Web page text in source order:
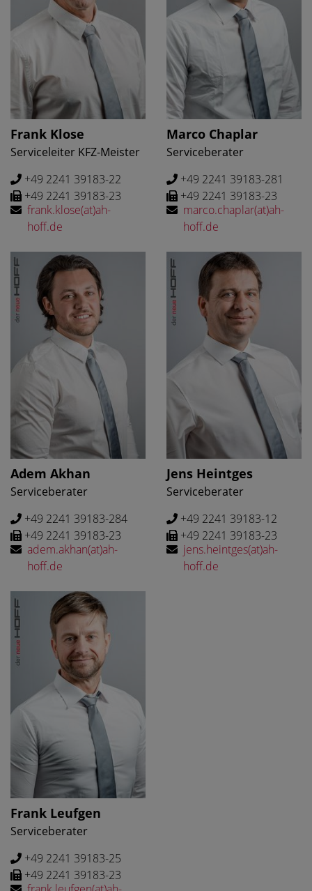
Frank Klose
Serviceleiter KFZ-Meister
+49 2241 39183-22
+49 2241 39183-23
frank.klose(at)ah-
hoff.de
Marco Chaplar
Serviceberater
+49 2241 39183-281
+49 2241 39183-23
marco.chaplar(at)ah-
hoff.de
Adem Akhan
Serviceberater
+49 2241 39183-284
+49 2241 39183-23
adem.akhan(at)ah-
hoff.de
Jens Heintges
Serviceberater
+49 2241 39183-12
+49 2241 39183-23
jens.heintges(at)ah-
hoff.de
Frank Leufgen
Serviceberater
+49 2241 39183-25
+49 2241 39183-23